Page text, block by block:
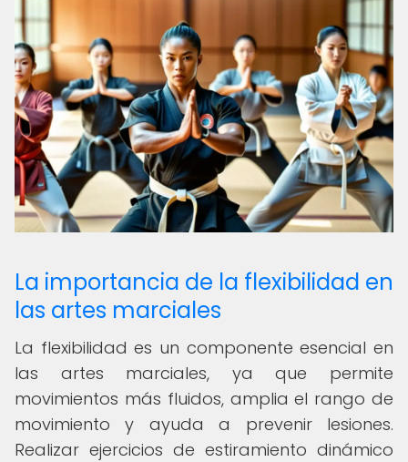
La importancia de la flexibilidad en
las artes marciales
La flexibilidad es un componente esencial en
las artes marciales, ya que permite
movimientos más fluidos, amplia el rango de
movimiento y ayuda a prevenir lesiones.
Realizar ejercicios de estiramiento dinámico